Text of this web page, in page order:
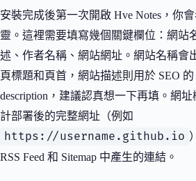
安裝完成後第一次開啟 Hve Notes，你
靈。這裡需要填寫幾個關鍵欄位：網站
述、作者名稱、網站網址。網站名稱會
頁標題和頁首，網站描述則用於 SEO 的
description，建議認真想一下再填。網
計部署後的完整網址（例如
https://username.github.io
RSS Feed 和 Sitemap 中產生的連結。